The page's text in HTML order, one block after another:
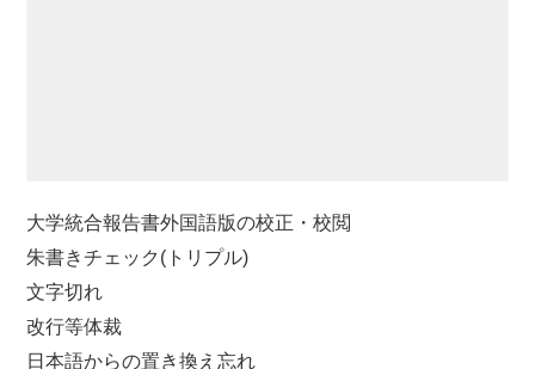
大学統合報告書外国語版の校正・校閲
朱書きチェック(トリプル)
文字切れ
改行等体裁
日本語からの置き換え忘れ